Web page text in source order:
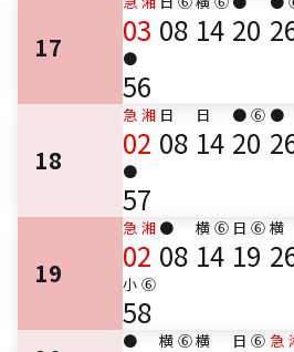
17 03 08 14 20
●
56
18
急 湘
02
日
08
日
14
● ⑥
20
●
●
57
19
急 湘
02
●
08
横 ⑥
14
日 ⑥
19
横
小 ⑥
58
● 横 ⑥横 日 ⑥ 急